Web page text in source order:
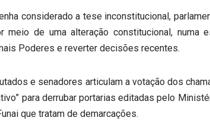
considerado a tese inconstitucional,
meio de uma alteração constitucional, numa
Poderes e reverter decisões recentes.
e senadores articulam a votação dos
para derrubar portarias editadas pelo
que tratam de demarcações.